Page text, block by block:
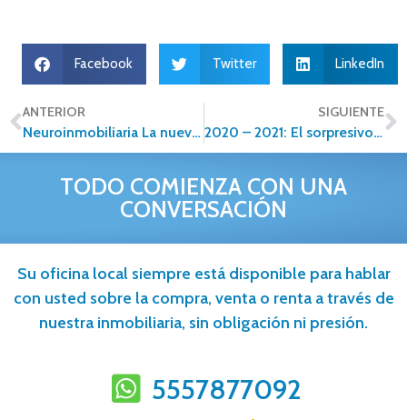
Facebook Twitter LinkedIn
ANTERIOR
Neuroinmobiliaria La nueva forma de vender propiedades.
SIGUIENTE
2020 – 2021: El sorpresivo giro en el mercado inmobiliario de casas de lujo
TODO COMIENZA CON UNA
CONVERSACIÓN
Su oficina local siempre está disponible para hablar
con usted sobre la compra, venta o renta a través de
nuestra inmobiliaria, sin obligación ni presión.
5557877092